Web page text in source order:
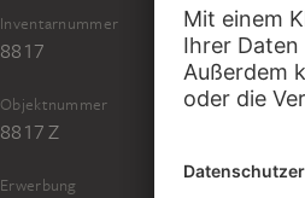
Inventarnummer
8817
Objektnummer
8817 Z
Erwerbung